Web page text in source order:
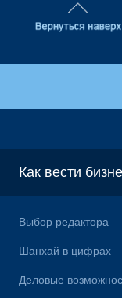
Как вести
Выбор редактора
Шанхай в цифрах
Деловые